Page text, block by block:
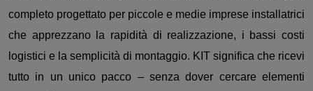
completo progettato per piccole e medie imprese installatrici
che apprezzano la rapidità di realizzazione, i bassi costi
logistici e la semplicità di montaggio. KIT significa che ricevi
tutto in un unico pacco – senza dover cercare elementi